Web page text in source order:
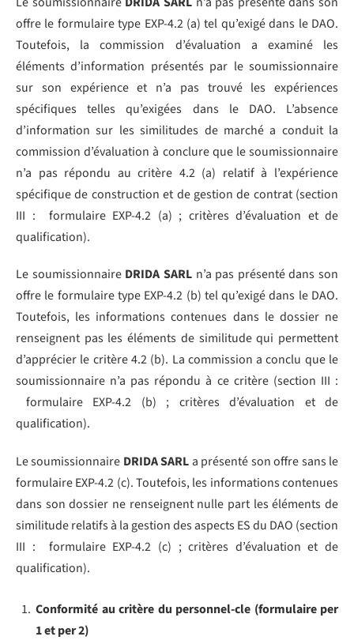
offre le formulaire type EXP-4.2 (a) tel qu’exigé dans le DAO.
Toutefois, la commission d’évaluation a examiné les
éléments d’information présentés par le soumissionnaire
sur son expérience et n’a pas trouvé les expériences
spécifiques telles qu’exigées dans le DAO. L’absence
d’information sur les similitudes de marché a conduit la
commission d’évaluation à conclure que le soumissionnaire
n’a pas répondu au critère 4.2 (a) relatif à l’expérience
spécifique de construction et de gestion de contrat (section
III : formulaire EXP-4.2 (a) ; critères d’évaluation et de
qualification).
Le soumissionnaire DRIDA SARL n’a pas présenté dans son
offre le formulaire type EXP-4.2 (b) tel qu’exigé dans le DAO.
Toutefois, les informations contenues dans le dossier ne
renseignent pas les éléments de similitude qui permettent
d’apprécier le critère 4.2 (b). La commission a conclu que le
soumissionnaire n’a pas répondu à ce critère (section III :
formulaire EXP-4.2 (b) ; critères d’évaluation et de
qualification).
Le soumissionnaire DRIDA SARL a présenté son offre sans le
formulaire EXP-4.2 (c). Toutefois, les informations contenues
dans son dossier ne renseignent nulle part les éléments de
similitude relatifs à la gestion des aspects ES du DAO (section
III : formulaire EXP-4.2 (c) ; critères d’évaluation et de
qualification).
Conformité au critère du personnel-cle (formulaire per
1 et per 2)